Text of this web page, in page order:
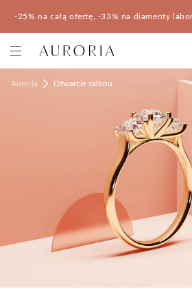
-25% na całą ofertę, -33% na diamenty
Kategorie
Pierścionki zaręczynowe
Konfigurator 3D
Salony Auroria
Auroria Otwarcie salonu